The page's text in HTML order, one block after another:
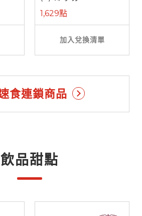
1,629點
加入兌換清單
食連鎖商品
飲品甜點